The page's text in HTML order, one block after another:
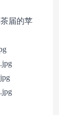
届的苹